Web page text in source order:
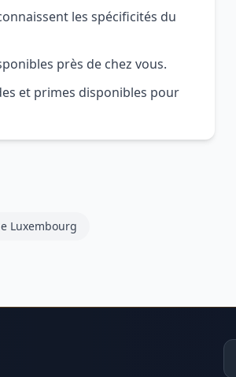
les spécificités du
près de chez vous.
et primes disponibles pour
Luxembourg